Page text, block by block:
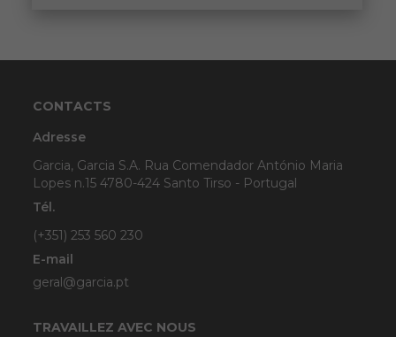
CONTACTS
Adresse
Garcia, Garcia S.A. Rua Comendador António Maria
Lopes n.15 4780-424 Santo Tirso - Portugal
Tél.
(+351) 253 560 230
E-mail
geral@garcia.pt
TRAVAILLEZ AVEC NOUS